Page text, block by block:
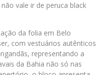
vale ir de peruca black
da folia em Belo
com vestuários autênticos
representando a
da Bahia não só nas